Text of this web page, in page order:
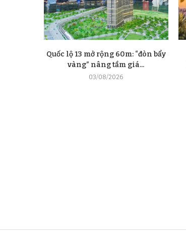
Quốc lộ 13 mở rộng 60m: “đòn bẩy
vàng” nâng tầm giá...
03/08/2026